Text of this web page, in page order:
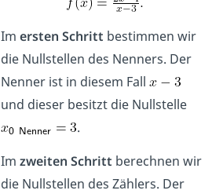
Im ersten Schritt bestimmen wir
die Nullstellen des Nenners. Der
Nenner ist in diesem Fall
und dieser besitzt die Nullstelle
.
Imzweiten Schritt berechnen wir
die Nullstellen des Zählers. Der